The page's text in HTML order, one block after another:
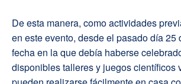
De esta manera, como actividades
en este evento, desde el pasado día 25
fecha en la que debía haberse
disponibles talleres y juegos científicos